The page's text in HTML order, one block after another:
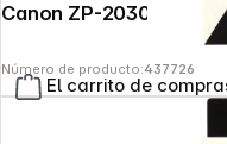
El carrito de
Número de producto:437726